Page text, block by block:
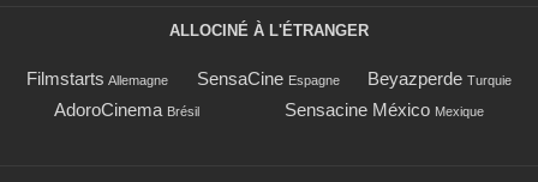
ALLOCINÉ À L'ÉTRANGER
Filmstarts Allemagne SensaCine Espagne Beyazperde Turquie
AdoroCinema Brésil Sensacine México Mexique